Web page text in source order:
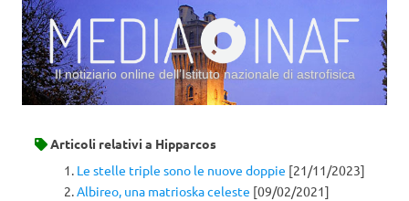
Il notiziario online dell’Istituto nazionale di astrofisica
Articoli relativi a Hipparcos
Le stelle triple sono le nuove doppie [21/11/2023]
Albireo, una matrioska celeste [09/02/2021]